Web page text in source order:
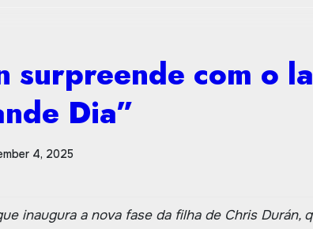
surpreende com o
Dia”
4, 2025
inaugura a nova fase da filha de Chris Durán,